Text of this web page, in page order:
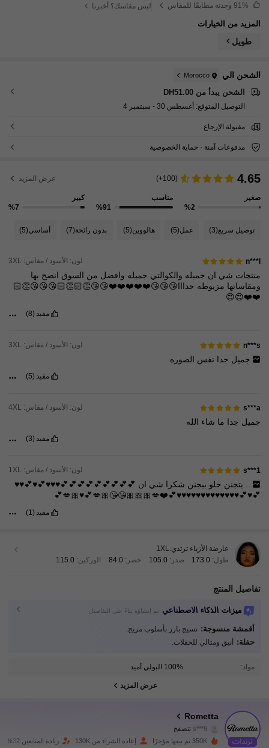
وجدته مطابقًا للمقاس ليس مقاسك؟ أخبرنا
المزيد من الخيارات
طويل
الشحن الي Morocco
الشحن يبدأ من DH51.00
التوصيل المتوقع: أغسطس 30 - سبتمبر 4
مقبولة الإرجاع
مدفوعات آمنة · حماية الخصوصية
4.65
(100+) عرض المزيد
صغير
%2
مناسب
%91
كبير
%7
توصيل سريع(3) عمل(5) هالووين(5) بدون رائحة(7) أساسي(5)
n***l لون: الأسود / مقاس: 3XL
منتجات شي ان جميله والكوالتي جميله وافضل من السوق انصح بها
ومقاساتها مزبوطه جدااا😘😘😘❤️❤️❤️❤️❤️😘😘👏🏻👏🏻😘😘😘👏🏻
❤️❤️😍😍
مفيد(8)
n***s لون: الأسود / مقاس: 3XL
جميل جدا نفس الصوره
مفيد(5)
s***a لون: الأسود / مقاس: 4XL
جميل جدا ما شاء الله
مفيد(3)
s***1 لون: الأسود / مقاس: 1XL
.. بتجنن حلو بيجنن شكرا شي ان 💕💕💕💕💕💕💕💕💕♥️♥️♥️💕♥️💕♥️♥️
💕♥️💕♥️♥️♥️♥️♥️♥️♥️♥️♥️♥️♥️♥️♥️💕❤️💋🎀🎀🎀😘😘🎀💋💕♥️🎀💋💕
مفيد (1)
عارضة الأزياء ترتدي: 1XL
طول: 173.0 صدر: 105.0 خصر: 84.0 الوركين: 115.0
تفاصيل المنتج
ميزات الذكاء الاصطناعي تم إنشاؤه بناءً على التفاصيل
أقمشة منسوجة: نسيج بارز بأسلوب مريح.
حفلة: أنيق ومثالي للحفلات.
مواد: 100% البولي أميد
عرض المزيد
Rometta
4.82 92K متابعون
4.82
92K متابعون
350K تم بيعها مؤخرًا إعادة الشراء من 130K زيادة المتابعين 32%